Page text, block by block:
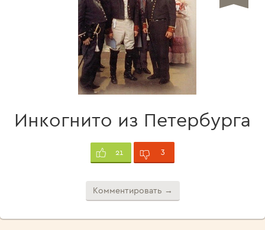
Инкогнито из Петербурга
21 3
Комментировать →